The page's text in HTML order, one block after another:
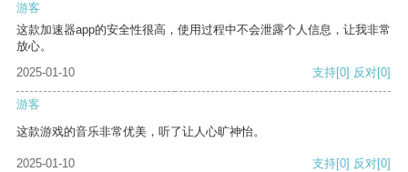
游客
这款加速器app的安全性很高，使用过程中不会泄露个人信息，让我非常
放心。
2025-01-10
支持[0] 反对[0]
游客
这款游戏的音乐非常优美，听了让人心旷神怡。
2025-01-10 支持[0] 反对[0]